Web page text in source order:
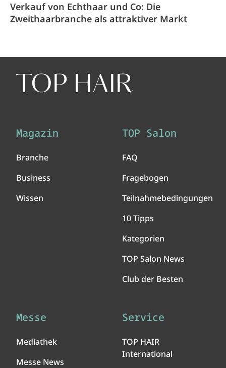
Verkauf von Echthaar und Co: Die
Zweithaarbranche als attraktiver Markt
Magazin
Branche
Business
Wissen
TOP Salon
FAQ
Fragebogen
Teilnahmebedingungen
10 Tipps
Kategorien
TOP Salon News
Club der Besten
Messe
Mediathek
Messe News
Service
TOP HAIR
International